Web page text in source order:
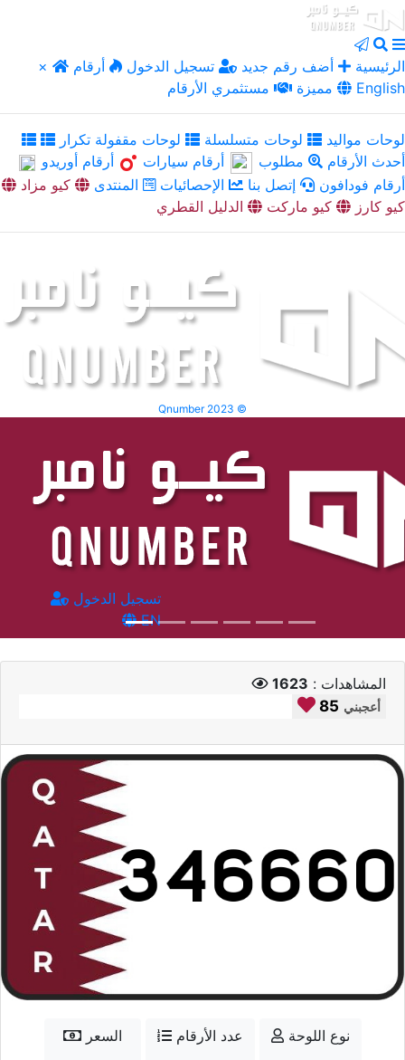
× الرئيسية أضف رقم جديد تسجيل الدخول
أرقام
مميزة
مستثمري الأرقام English
لوحات مواليد لوحات متسلسلة
لوحات مقفولة تكرار
أحدث الأرقام
مطلوب أرقام سيارات
أرقام أوريدو
أرقام فودافون
إتصل بنا الإحصائيات المنتدى
كيو مزاد
كيو كارز
كيو ماركت الدليل القطري
Qnumber 2023 ©
تسجيل الدخول
EN
المشاهدات : 1623
85 أعجبني
السعر
عدد الأرقام
نوع اللوحة